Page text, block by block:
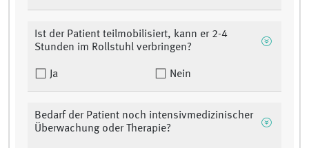
Ist der Patient teilmobilisiert, kann er 2-4
Stunden im Rollstuhl verbringen?
Ja Nein
Bedarf der Patient noch intensivmedizinischer
Überwachung oder Therapie?